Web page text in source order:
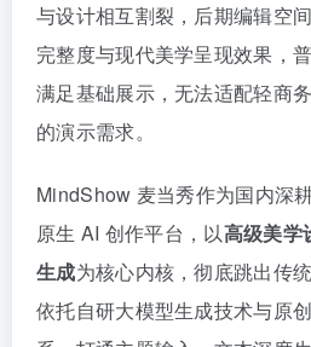
与设计相互割裂，后期编辑空
完整度与现代美学呈现效果，
满足基础展示，无法适配轻商
的演示需求。
MindShow 麦当秀作为国内深
原生 AI 创作平台，以高级美学
生成为核心内核，彻底跳出传
依托自研大模型生成技术与原